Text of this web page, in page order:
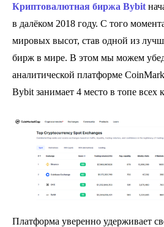
Криптовалютная биржа Bybit
в далёком 2018 году. С того
мировых высот, став одной из
бирж в мире. В этом мы можем
аналитической платформе
Bybit занимает 4 место в топе
Платформа уверенно удерживает